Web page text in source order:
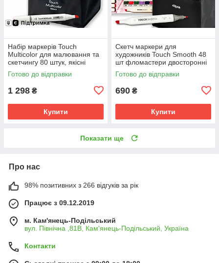
Набір маркерів Touch
Multicolor для малювання та
скетчингу 80 штук, якісні
маркери
Готово до відправки
1 298 ₴
Купити
Скетч маркери для
художників Touch Smooth 48
шт фломастери двосторонні
спиртові для малювання і
скетчинга
Готово до відправки
690 ₴
Купити
Показати ще
Про нас
98% позитивних з 266 відгуків за рік
Працює з 09.12.2019
м. Кам'янець-Подільський
вул. Північна ,81В, Кам'янець-Подільський, Україна
Контакти